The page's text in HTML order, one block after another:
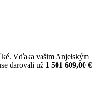
Vďaka vašim Anjelským
darovali už 1 501 609,00 €